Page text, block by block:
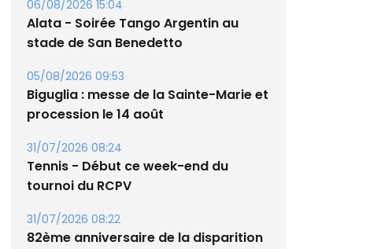
étoiles
06/08/2026 15:04
stade de San Benedetto
05/08/2026 09:53
procession le 14 août
31/07/2026 08:24
tournoi du RCPV